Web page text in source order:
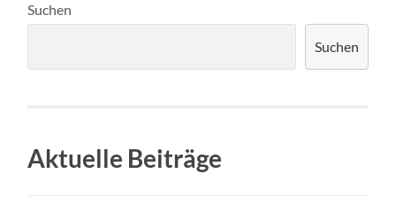
Suchen
Suchen
Aktuelle Beiträge